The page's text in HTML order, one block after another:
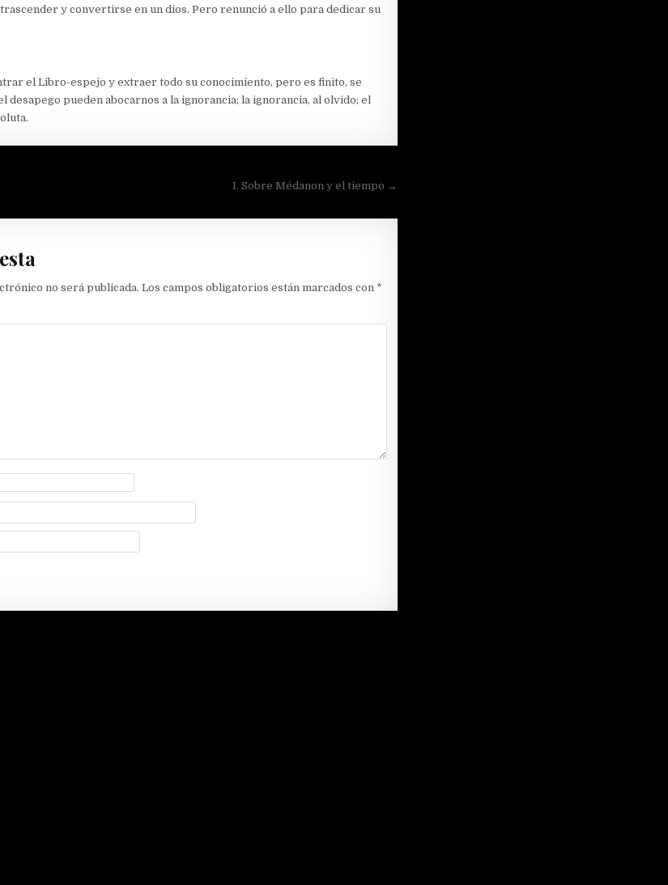
y convertirse en un dios. Pero renunció a ello para dedicar su
el Libro-espejo y extraer todo su conocimiento, pero es finito, se
desapego pueden abocarnos a la ignorancia; la ignorancia, al olvido; el
I. Sobre Médanon y el tiempo →
no será publicada. Los campos obligatorios están marcados con *